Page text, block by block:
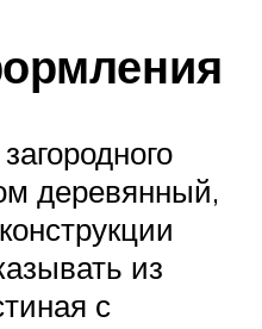
деревянный,
из
с